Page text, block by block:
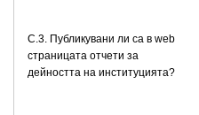
C.3. Публикувани ли са в web
страницата отчети за
дейността на институцията?